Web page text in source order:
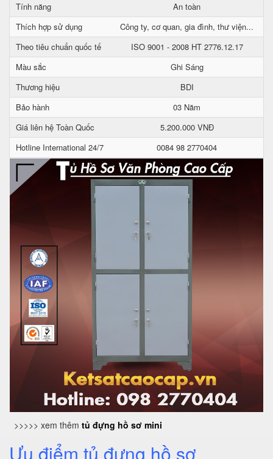
Tính năng
An toàn
Thích hợp sử dụng
Công ty, cơ quan, gia đình, thư viện...
Theo tiêu chuẩn quốc tế
ISO 9001 - 2008 HT 2776.12.17
Màu sắc
Ghi Sáng
Thương hiệu
BDI
Bảo hành
03 Năm
Giá liên hệ Toàn Quốc
5.200.000 VNĐ
Hotline International 24/7
0084 98 2770404
>>>>> xem thêm tủ đựng hồ sơ mini
Ưu điểm tủ đựng hồ sơ